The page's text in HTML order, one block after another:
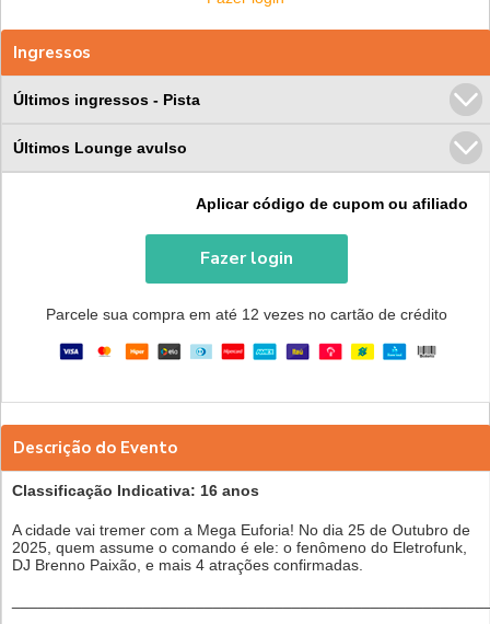
Ingressos
Últimos ingressos - Pista
Últimos Lounge avulso
Aplicar código de cupom ou afiliado
Fazer login
Parcele sua compra em até 12 vezes no cartão de crédito
Descrição do Evento
Classificação Indicativa: 16 anos
A cidade vai tremer com a Mega Euforia! No dia 25 de Outubro de
2025, quem assume o comando é ele: o fenômeno do Eletrofunk,
DJ Brenno Paixão, e mais 4 atrações confirmadas.